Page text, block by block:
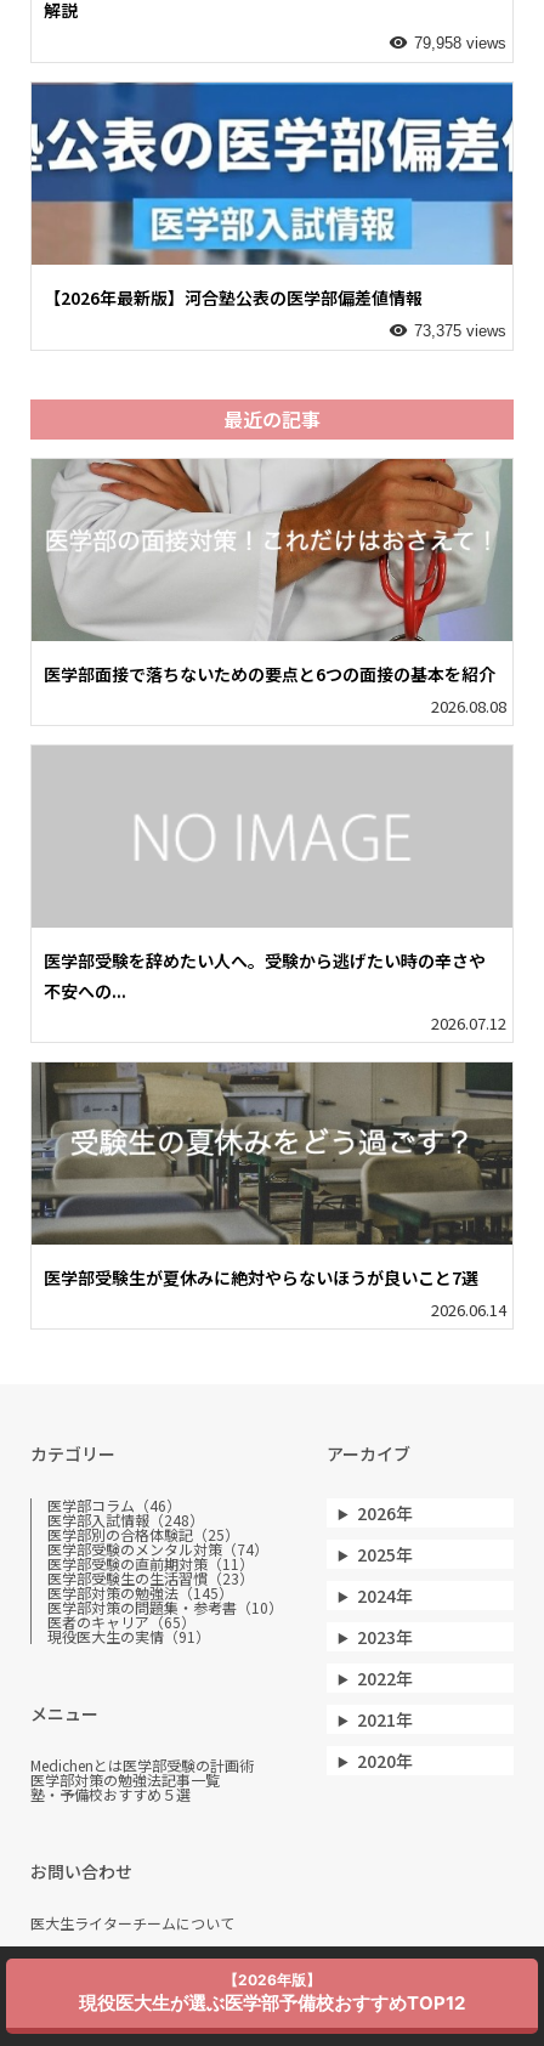
解説
79,958 views
【2026年最新版】河合塾公表の医学部偏差値情報
73,375 views
最近の記事
医学部面接で落ちないための要点と6つの面接の基本を紹介
2026.08.08
医学部受験を辞めたい人へ。受験から逃げたい時の辛さや
不安への...
2026.07.12
医学部受験生が夏休みに絶対やらないほうが良いこと7選
2026.06.14
カテゴリー
医学部コラム（46）
医学部入試情報（248）
医学部別の合格体験記（25）
医学部受験のメンタル対策（74）
医学部受験の直前期対策（11）
医学部受験生の生活習慣（23）
医学部対策の勉強法（145）
医学部対策の問題集・参考書（10）
医者のキャリア（65）
現役医大生の実情（91）
メニュー
Medichenとは医学部受験の計画術
医学部対策の勉強法記事一覧
塾・予備校おすすめ５選
お問い合わせ
医大生ライターチームについて
アーカイブ
2026年
2025年
2024年
2023年
2022年
2021年
2020年
Copyright ©Medichen. All Rights Reserved.
【2026年版】
現役医大生が選ぶ医学部予備校おすすめTOP12